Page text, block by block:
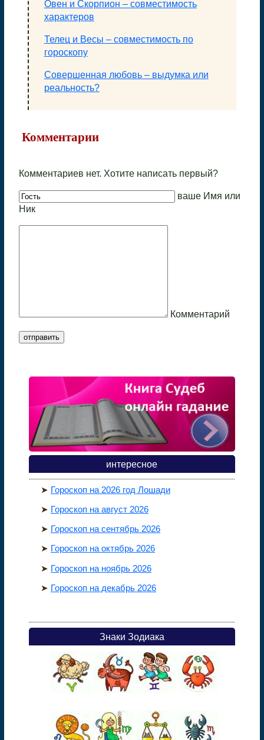
Овен и Скорпион – совместимость
характеров
Телец и Весы – совместимость по
гороскопу
Совершенная любовь – выдумка или
реальность?
Комментарии
Комментариев нет. Хотите написать первый?
ваше Имя или
Ник
Комментарий
отправить
интересное
➤ Гороскоп на 2026 год Лошади
➤ Гороскоп на август 2026
➤ Гороскоп на сентябрь 2026
➤ Гороскоп на октябрь 2026
➤ Гороскоп на ноябрь 2026
➤ Гороскоп на декабрь 2026
Знаки Зодиака